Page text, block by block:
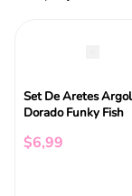
Set De Aretes
Dorado Funky Fish
$6,99